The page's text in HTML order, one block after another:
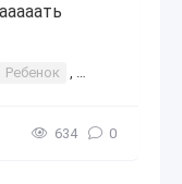
Ребенок , Кричащий
634 0